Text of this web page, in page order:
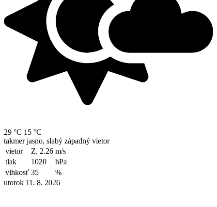
29 °C 15 °C
takmer jasno, slabý západný vietor
vietor
Z, 2.26 m/s
tlak
1020
hPa
vlhkosť 35
%
utorok 11. 8. 2026